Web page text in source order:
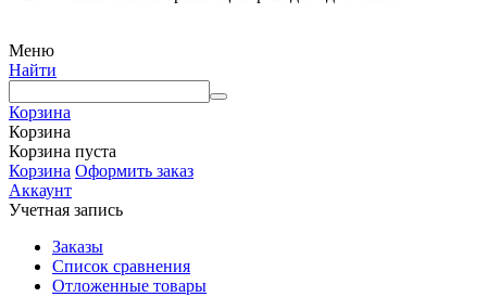
Меню
Найти
Корзина
Корзина
Корзина пуста
Корзина Оформить заказ
Аккаунт
Учетная запись
Заказы
Список сравнения
Отложенные товары